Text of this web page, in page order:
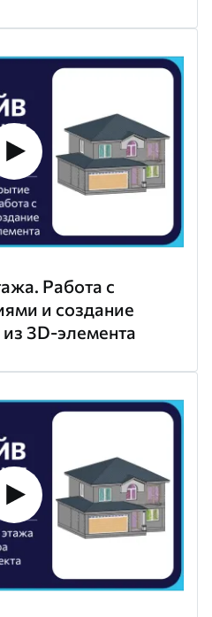
Работа с
и создание
3D-элемента